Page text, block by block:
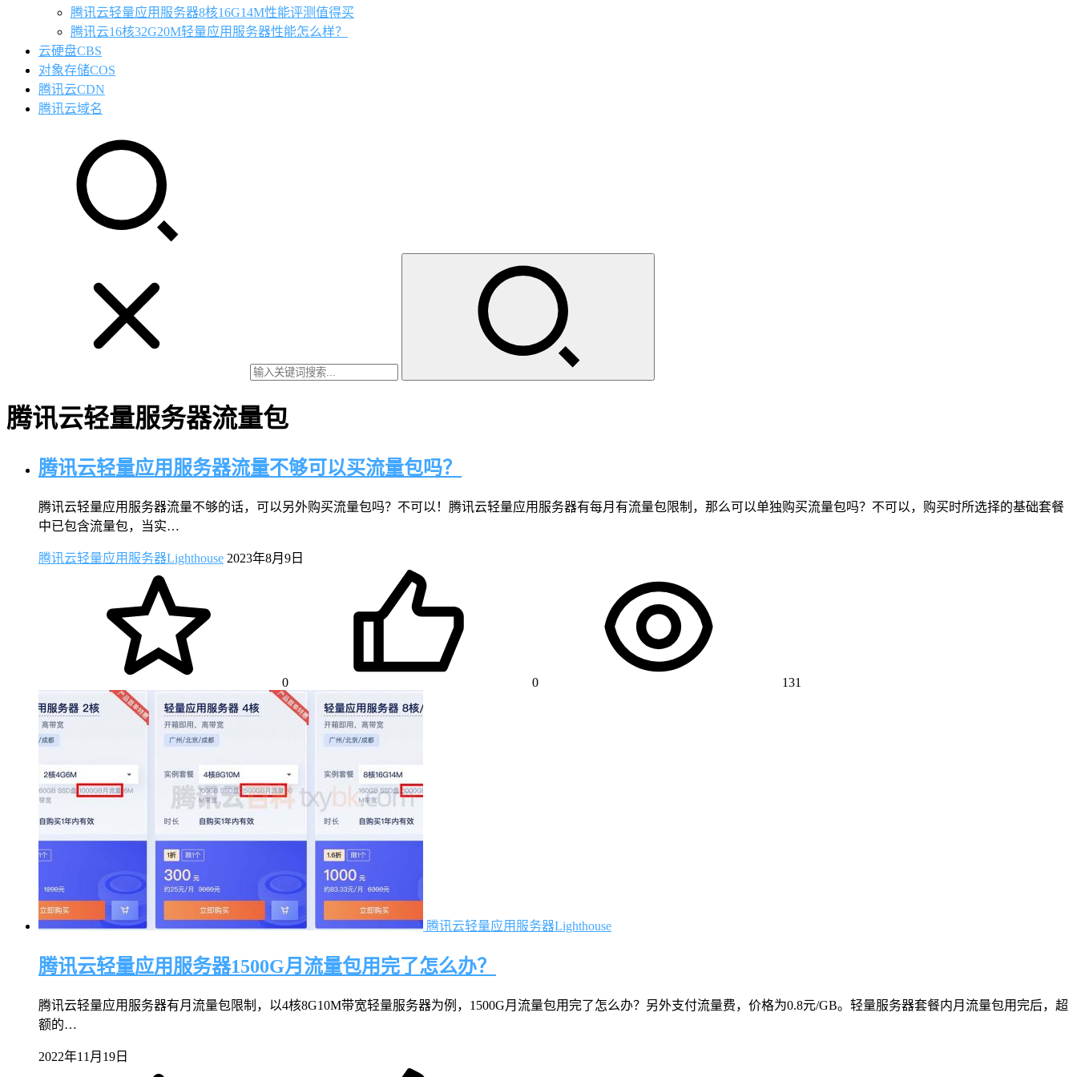
腾讯云轻量应用服务器8核16G14M性能评测值得买
腾讯云16核32G20M轻量应用服务器性能怎么样？
云硬盘CBS
对象存储COS
腾讯云CDN
腾讯云域名
腾讯云轻量服务器流量包
腾讯云轻量应用服务器流量不够可以买流量包吗？
腾讯云轻量应用服务器流量不够的话，可以另外购买流量包吗？不可以！腾讯云轻量应用服务器有每月有流量包限制，那么可以单独购买流量包吗？不可以，购买时所选择的基础套餐
中已包含流量包，当实…
腾讯云轻量应用服务器Lighthouse 2023年8月9日
0 0 131
腾讯云轻量应用服务器Lighthouse
腾讯云轻量应用服务器1500G月流量包用完了怎么办？
腾讯云轻量应用服务器有月流量包限制，以4核8G10M带宽轻量服务器为例，1500G月流量包用完了怎么办？另外支付流量费，价格为0.8元/GB。轻量服务器套餐内月流量包用完后，超
额的…
2022年11月19日